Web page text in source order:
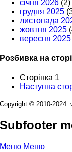
січня 2026 (2)
грудня 2025
листопада
жовтня 2025
вересня 2025
Розбивка на
Сторінка 1
Наступна
Copyright © 2010-2024.
Subfooter
Меню Меню